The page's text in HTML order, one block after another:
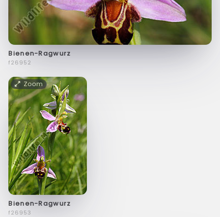
Bienen-Ragwurz
f26952
Zoom
Bienen-Ragwurz
f26953